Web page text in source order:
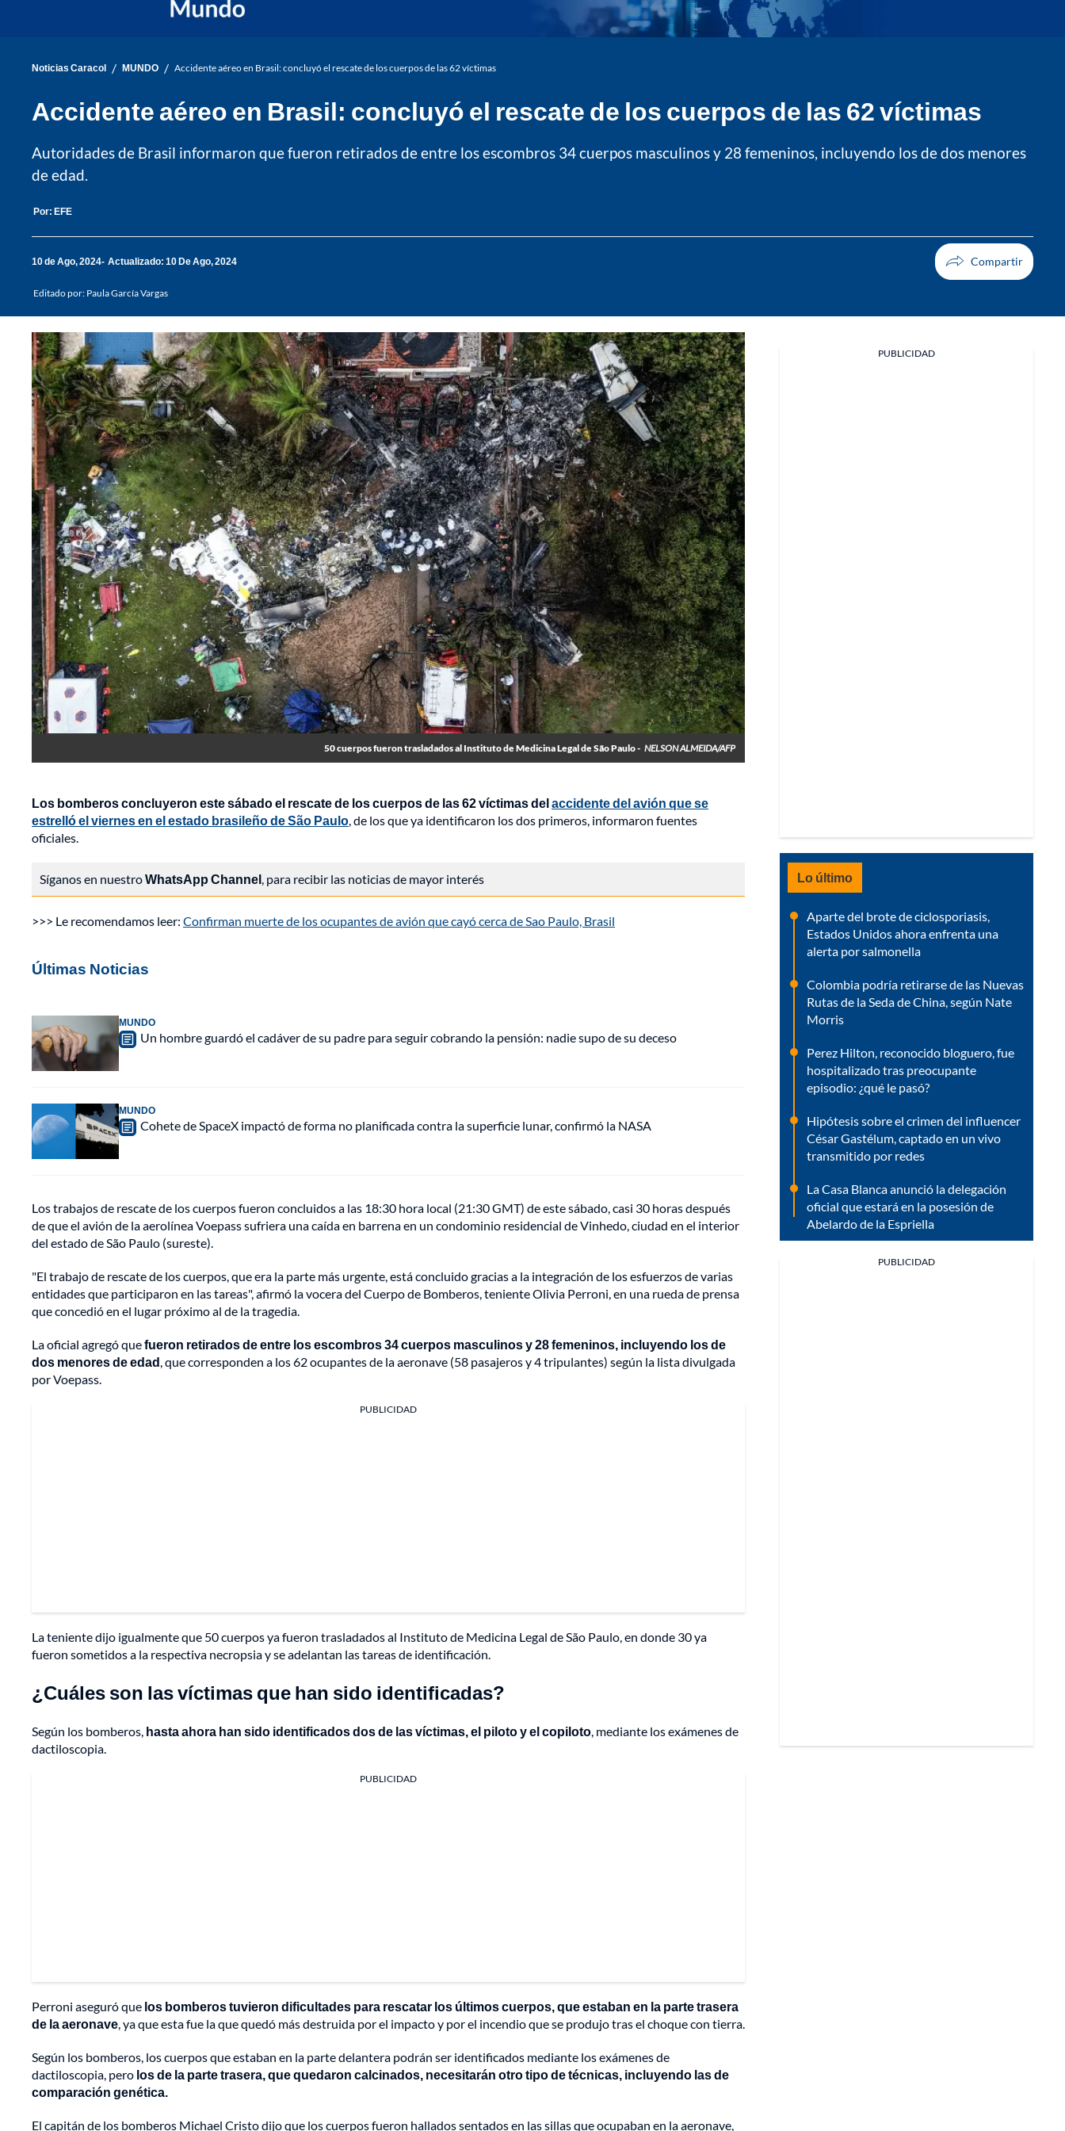
Noticias Caracol / MUNDO / Accidente aéreo en Brasil: concluyó el rescate de los cuerpos de las 62 víctimas
Accidente aéreo en Brasil: concluyó el rescate de los cuerpos de las 62 víctimas
Autoridades de Brasil informaron que fueron retirados de entre los escombros 34 cuerpos masculinos y 28 femeninos, incluyendo los de dos menores
de edad.
Por: EFE
10 de Ago, 2024 Actualizado: 10 De Ago, 2024
Editado por: Paula García Vargas
50 cuerpos fueron trasladados al Instituto de Medicina Legal de São Paulo - NELSON ALMEIDA/AFP
Los bomberos concluyeron este sábado el rescate de los cuerpos de las 62 víctimas delaccidente del avión que se
estrelló el viernes en el estado brasileño de São Paulo, de los que ya identificaron los dos primeros, informaron fuentes
oficiales.
Síganos en nuestroWhatsApp Channel, para recibir las noticias de mayor interés
>>> Le recomendamos leer: Confirman muerte de los ocupantes de avión que cayó cerca de Sao Paulo, Brasil
Últimas Noticias
MUNDO
Un hombre guardó el cadáver de su padre para seguir cobrando la pensión: nadie supo de su deceso
MUNDO
Cohete de SpaceX impactó de forma no planificada contra la superficie lunar, confirmó la NASA
Los trabajos de rescate de los cuerpos fueron concluidos a las 18:30 hora local (21:30 GMT) de este sábado, casi 30 horas después
de que el avión de la aerolínea Voepass sufriera una caída en barrena en un condominio residencial de Vinhedo, ciudad en el interior
del estado de São Paulo (sureste).
"El trabajo de rescate de los cuerpos, que era la parte más urgente, está concluido gracias a la integración de los esfuerzos de varias
entidades que participaron en las tareas", afirmó la vocera del Cuerpo de Bomberos, teniente Olivia Perroni, en una rueda de prensa
que concedió en el lugar próximo al de la tragedia.
La oficial agregó quefueron retirados de entre los escombros 34 cuerpos masculinos y 28 femeninos, incluyendo los de
dos menores de edad, que corresponden a los 62 ocupantes de la aeronave (58 pasajeros y 4 tripulantes) según la lista divulgada
por Voepass.
PUBLICIDAD
La teniente dijo igualmente que 50 cuerpos ya fueron trasladados al Instituto de Medicina Legal de São Paulo, en donde 30 ya
fueron sometidos a la respectiva necropsia y se adelantan las tareas de identificación.
¿Cuáles son las víctimas que han sido identificadas?
Según los bomberos, hasta ahora han sido identificados dos de las víctimas, el piloto y el copiloto, mediante los exámenes de
dactiloscopia.
PUBLICIDAD
Perroni aseguró que los bomberos tuvieron dificultades para rescatar los últimos cuerpos, que estaban en la parte trasera
de la aeronave, ya que esta fue la que quedó más destruida por el impacto y por el incendio que se produjo tras el choque con tierra.
Según los bomberos, los cuerpos que estaban en la parte delantera podrán ser identificados mediante los exámenes de
dactiloscopia, pero los de la parte trasera, que quedaron calcinados, necesitarán otro tipo de técnicas, incluyendo las de
comparación genética.
El capitán de los bomberos Michael Cristo dijo que los cuerpos fueron hallados sentados en las sillas que ocupaban en la aeronave,
PUBLICIDAD
Lo último
Aparte del brote de ciclosporiasis,
Estados Unidos ahora enfrenta una
alerta por salmonella
Colombia podría retirarse de las Nuevas
Rutas de la Seda de China, según Nate
Morris
Perez Hilton, reconocido bloguero, fue
hospitalizado tras preocupante
episodio: ¿qué le pasó?
Hipótesis sobre el crimen del influencer
César Gastélum, captado en un vivo
transmitido por redes
La Casa Blanca anunció la delegación
oficial que estará en la posesión de
Abelardo de la Espriella
PUBLICIDAD